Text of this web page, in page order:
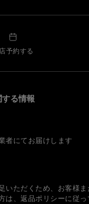
予約する
る情報
者にてお届けします
いただくため、お客様
は、返品ポリシーに従っ